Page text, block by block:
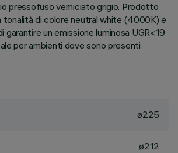
pressofuso verniciato grigio. Prodotto
tonalità di colore neutral white (4000K) e
garantire un emissione luminosa UGR<19
per ambienti dove sono presenti
ø225
ø212